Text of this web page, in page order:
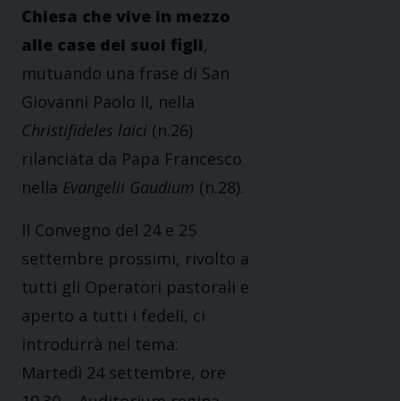
Chiesa che vive in mezzo
alle case dei suoi figli,
mutuando una frase di San
Giovanni Paolo II, nella
Christifideles laici (n.26)
rilanciata da Papa Francesco
nella Evangelii Gaudium (n.28).
Il Convegno del 24 e 25
settembre prossimi, rivolto a
tutti gli Operatori pastorali e
aperto a tutti i fedeli, ci
introdurrà nel tema:
Martedì 24 settembre, ore